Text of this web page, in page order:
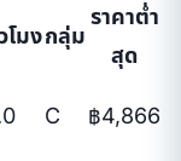
โมงกลุ่ม
ราคาต่ำ
สุด
C ฿4,866